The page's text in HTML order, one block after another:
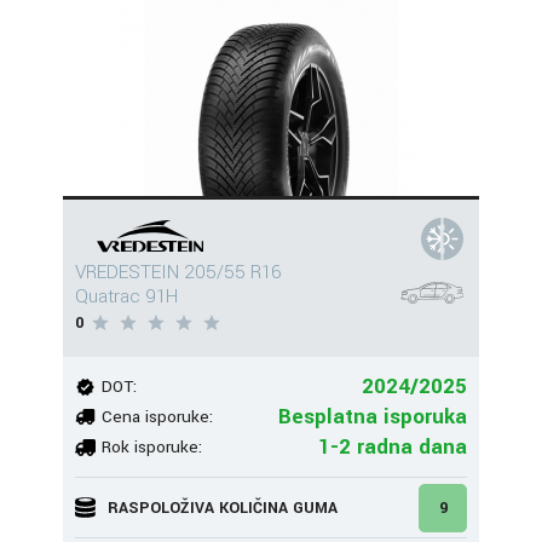
VREDESTEIN 205/55 R16
Quatrac 91H
0
DOT: 2024/2025
Cena isporuke: Besplatna isporuka
Rok isporuke: 1-2 radna dana
RASPOLOŽIVA KOLIČINA GUMA 9